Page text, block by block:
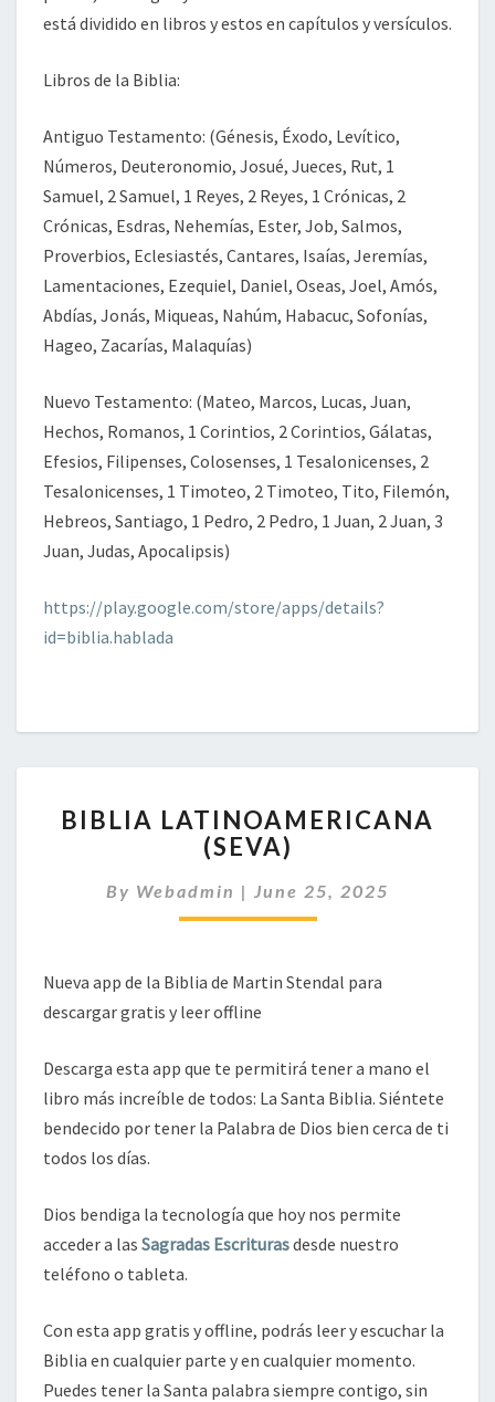
está dividido en libros y estos en capítulos y versículos.
Libros de la Biblia:
Antiguo Testamento: (Génesis, Éxodo, Levítico,
Números, Deuteronomio, Josué, Jueces, Rut, 1
Samuel, 2 Samuel, 1 Reyes, 2 Reyes, 1 Crónicas, 2
Crónicas, Esdras, Nehemías, Ester, Job, Salmos,
Proverbios, Eclesiastés, Cantares, Isaías, Jeremías,
Lamentaciones, Ezequiel, Daniel, Oseas, Joel, Amós,
Abdías, Jonás, Miqueas, Nahúm, Habacuc, Sofonías,
Hageo, Zacarías, Malaquías)
Nuevo Testamento: (Mateo, Marcos, Lucas, Juan,
Hechos, Romanos, 1 Corintios, 2 Corintios, Gálatas,
Efesios, Filipenses, Colosenses, 1 Tesalonicenses, 2
Tesalonicenses, 1 Timoteo, 2 Timoteo, Tito, Filemón,
Hebreos, Santiago, 1 Pedro, 2 Pedro, 1 Juan, 2 Juan, 3
Juan, Judas, Apocalipsis)
https://play.google.com/store/apps/details?
id=biblia.hablada
LATINOAMERICANA
(SEVA)
BIBLIA LATINOAMERICANA
(SEVA)
By Webadmin | June 25, 2025
Nueva app de la Biblia de Martin Stendal para
descargar gratis y leer offline
Descarga esta app que te permitirá tener a mano el
libro más increíble de todos: La Santa Biblia. Siéntete
bendecido por tener la Palabra de Dios bien cerca de ti
todos los días.
Dios bendiga la tecnología que hoy nos permite
acceder a las Sagradas Escriturasdesde nuestro
teléfono o tableta.
Con esta app gratis y offline, podrás leer y escuchar la
Biblia en cualquier parte y en cualquier momento.
Puedes tener la Santa palabra siempre contigo, sin